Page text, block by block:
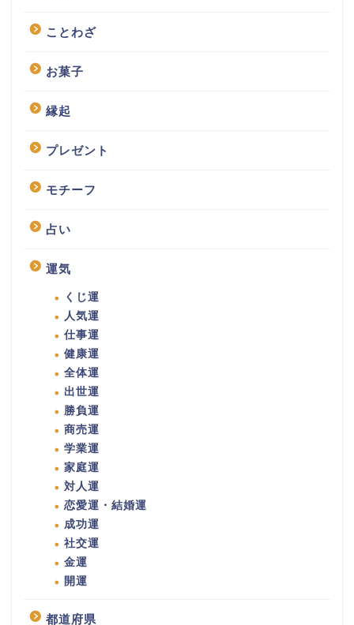
ことわざ
お菓子
縁起
プレゼント
モチーフ
占い
運気
くじ運
人気運
仕事運
健康運
全体運
出世運
勝負運
商売運
学業運
家庭運
対人運
恋愛運・結婚運
成功運
社交運
金運
開運
都道府県